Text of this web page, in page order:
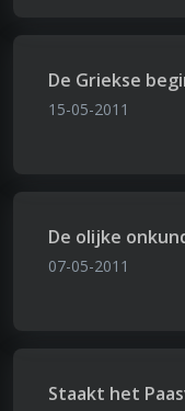
De Griekse
15-05-2011
De olijke
07-05-2011
Staakt het